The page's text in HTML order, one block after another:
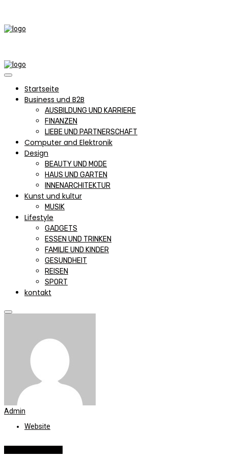
Startseite
Business und B2B
AUSBILDUNG UND KARRIERE
FINANZEN
LIEBE UND PARTNERSCHAFT
Computer and Elektronik
Design
BEAUTY UND MODE
HAUS UND GARTEN
INNENARCHITEKTUR
Kunst und kultur
MUSIK
Lifestyle
GADGETS
ESSEN UND TRINKEN
FAMILIE UND KINDER
GESUNDHEIT
REISEN
SPORT
kontakt
Admin
Website